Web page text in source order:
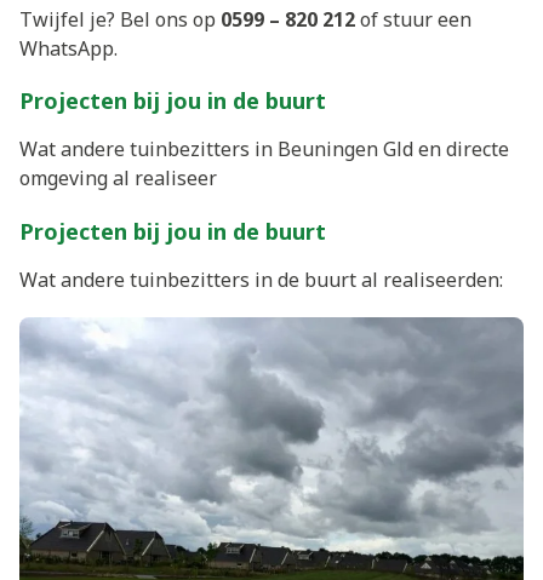
Twijfel je? Bel ons op 0599 – 820 212of stuur een
WhatsApp.
Projecten bij jou in de buurt
Wat andere tuinbezitters in Beuningen Gld en directe
omgeving al realiseer
Projecten bij jou in de buurt
Wat andere tuinbezitters in de buurt al realiseerden: